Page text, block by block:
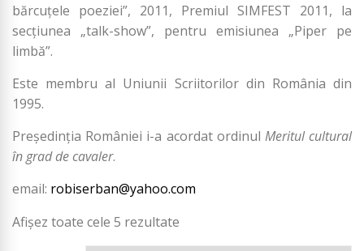
bărcuţele poeziei”, 2011, Premiul SIMFEST 2011, la
secţiunea „talk-show”, pentru emisiunea „Piper pe
limbă”.
Este membru al Uniunii Scriitorilor din România din
1995.
Preşedinţia României i-a acordat ordinul Meritul cultural
în grad de cavaler.
email: robiserban@yahoo.com
Afișez toate cele 5 rezultate